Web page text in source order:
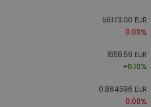
56173.00 EUR
0.00%
1658.59 EUR
+0.10%
0.864596 EUR
0.00%